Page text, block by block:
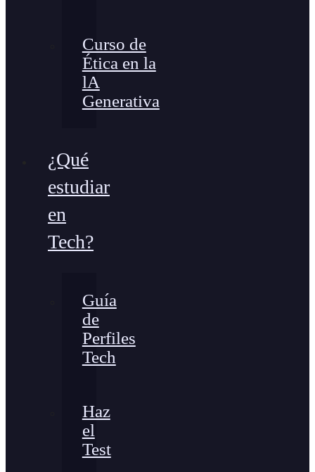
Curso de
Ética en la
lA
Generativa
¿Qué
estudiar
en
Tech?
Guía
de
Perfiles
Tech
Haz
el
Test